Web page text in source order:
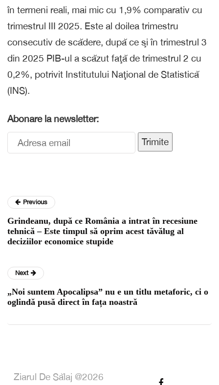
în termeni reali, mai mic cu 1,9% comparativ cu
trimestrul III 2025. Este al doilea trimestru
consecutiv de scădere, după ce şi în trimestrul 3
din 2025 PIB-ul a scăzut faţă de trimestrul 2 cu
0,2%, potrivit Institutului Naţional de Statistică
(INS).
Abonare la newsletter:
Trimite
Previous
Grindeanu, după ce România a intrat în recesiune
tehnică – Este timpul să oprim acest tăvălug al
deciziilor economice stupide
Next
„Noi suntem Apocalipsa” nu e un titlu metaforic, ci o
oglindă pusă direct în fața noastră
Ziarul De Sălaj @2026